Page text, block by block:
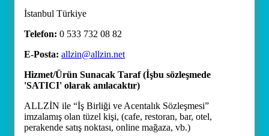
İstanbul Türkiye
Telefon: 0 533 732 08 82
E-Posta: allzin@allzin.net
Hizmet/Ürün Sunacak Taraf (İşbu sözleşmede
'SATICI' olarak anılacaktır)
ALLZİN ile “İş Birliği ve Acentalık Sözleşmesi”
imzalamış olan tüzel kişi, (cafe, restoran, bar, otel,
perakende satış noktası, online mağaza, vb.)